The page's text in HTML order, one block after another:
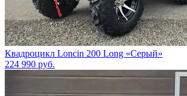
Квадроцикл Loncin 200 Long «Серый»
224 990 руб.